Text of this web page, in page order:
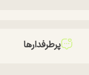
پرطرفدارها